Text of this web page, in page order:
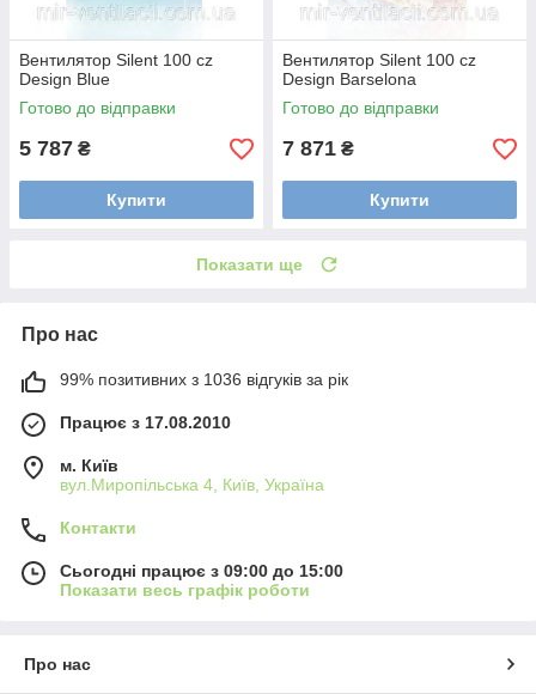
Вентилятор Silent 100 cz
Design Blue
Готово до відправки
5 787 ₴
Купити
Вентилятор Silent 100 cz
Design Barselona
Готово до відправки
7 871 ₴
Купити
Показати ще
Про нас
99% позитивних з 1036 відгуків за рік
Працює з 17.08.2010
м. Київ
вул.Миропільська 4, Київ, Україна
Контакти
Сьогодні працює з 09:00 до 15:00
Показати весь графік роботи
Про нас